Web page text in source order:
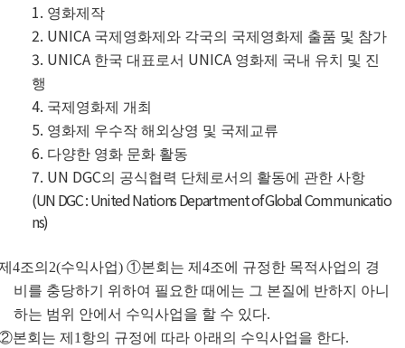
1. 영화제작
2. UNICA 국제영화제와 각국의 국제영화제 출품 및 참가
3. UNICA 한국 대표로서 UNICA 영화제 국내 유치 및 진
행
4. 국제영화제 개최
5. 영화제 우수작 해외상영 및 국제교류
6. 다양한 영화 문화 활동
7. UN DGC의 공식협력 단체로서의 활동에 관한 사항
(UN DGC : United Nations Department of Global Communicatio
ns)
4조의 2(수익사업) ①본회는 제 4조에 규정한 목적사업의 경
비를 충당하기 위하여 필요한 때에는 그 본질에 반하지 아니
하는 범위 안에서 수익사업을 할 수 있다.
본회는 제 1 항의 규정에 따라 아래의 수익사업을 한다.